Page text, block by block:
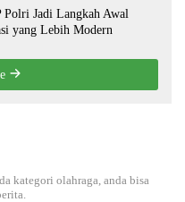
Polri Jadi Langkah Awal
yang Lebih Modern
kategori olahraga, anda bisa